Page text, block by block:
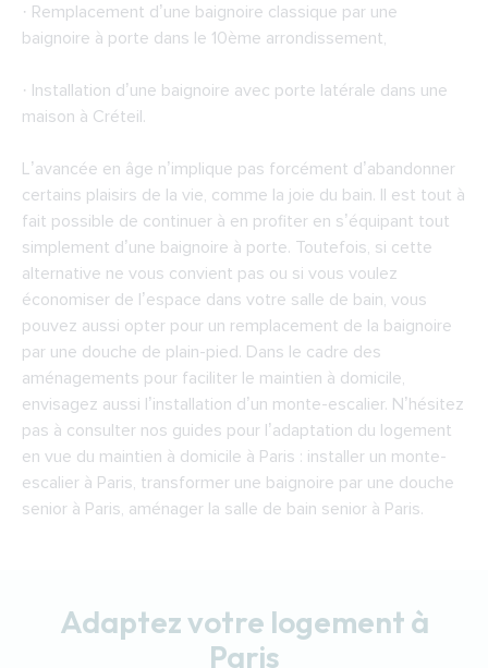
· Remplacement d’une baignoire classique par une
baignoire à porte dans le 10ème arrondissement,
· Installation d’une baignoire avec porte latérale dans une
maison à Créteil.
L’avancée en âge n’implique pas forcément d’abandonner
certains plaisirs de la vie, comme la joie du bain. Il est tout à
fait possible de continuer à en profiter en s’équipant tout
simplement d’une baignoire à porte. Toutefois, si cette
alternative ne vous convient pas ou si vous voulez
économiser de l’espace dans votre salle de bain, vous
pouvez aussi opter pour un remplacement de la baignoire
par une douche de plain-pied. Dans le cadre des
aménagements pour faciliter le maintien à domicile,
envisagez aussi l’installation d’un monte-escalier. N’hésitez
pas à consulter nos guides pour l’adaptation du logement
en vue du maintien à domicile à Paris : installer un monte-
escalier à Paris, transformer une baignoire par une douche
senior à Paris, aménager la salle de bain senior à Paris.
Adaptez votre logement à
Paris